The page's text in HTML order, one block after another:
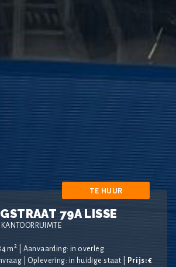
TE HUUR
79A LISSE
KANTOORRUIMTE
m2
| Aanvaarding: in overleg
| Oplevering: in huidige staat |
Prijs: €